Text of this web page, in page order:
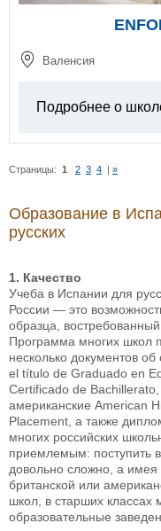
Валенсия
Подробнее о
Страницы: 1 2 3 4 | »
Образование в
русских
1. Качество
Учеба в Испании для
России — это
образца,
Программа многих школ
несколько документов
el título de Graduado en
Certificado de Bachillerato,
американские American
Placement, а также
многих российских
приемлемым: поступить
довольно сложно, а
британской или
школ, в старших классах
образовательные